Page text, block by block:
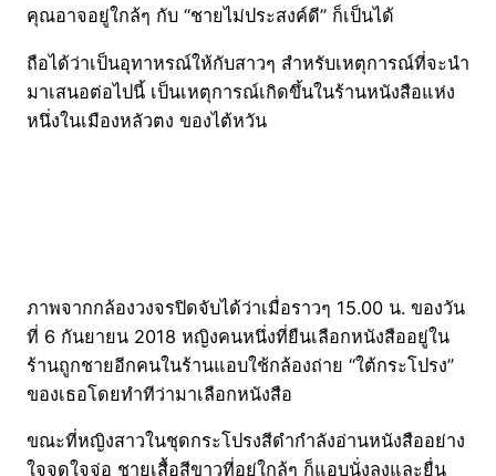
คุณอาจอยู่ใกล้ๆ กับ “ชายไม่ประสงค์ดี” ก็เป็นได้
ถือได้ว่าเป็นอุทาหรณ์ให้กับสาวๆ สำหรับเหตุการณ์ที่จะนำ
มาเสนอต่อไปนี้ เป็นเหตุการณ์เกิดขึ้นในร้านหนังสือแห่ง
หนึ่งในเมืองหลัวตง ของไต้หวัน
ภาพจากกล้องวงจรปิดจับได้ว่าเมื่อราวๆ 15.00 น. ของวัน
ที่ 6 กันยายน 2018 หญิงคนหนึ่งที่ยืนเลือกหนังสืออยู่ใน
ร้านถูกชายอีกคนในร้านแอบใช้กล้องถ่าย “ใต้กระโปรง”
ของเธอโดยทำทีว่ามาเลือกหนังสือ
ขณะที่หญิงสาวในชุดกระโปรงสีดำกำลังอ่านหนังสืออย่าง
ใจจดใจจ่อ ชายเสื้อสีขาวที่อยู่ใกล้ๆ ก็แอบนั่งลงและยื่น